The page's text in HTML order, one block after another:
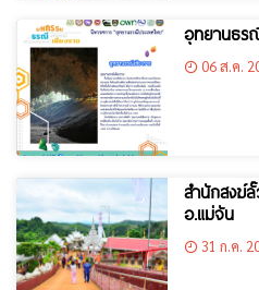
อุทยานธร
06 ส.ค.
สำนักสงฆ์ลั๊
อ.แม่จัน
31 ก.ค.